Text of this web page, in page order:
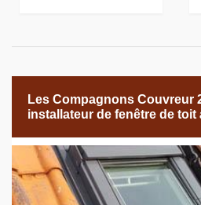
Les Compagnons Couvreur
installateur de fenêtre de toit